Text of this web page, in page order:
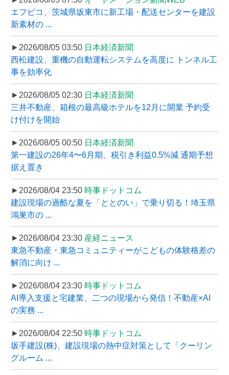
エフピコ、茨城県坂東市に新工場・配送センターを建設
新素材の ...
►2026/08/05 03:50 日本経済新聞
西松建設、重機の自動運転システムを高度に トンネル工
事を効率化
►2026/08/05 02:30 日本経済新聞
三井不動産、箱根の最高級ホテルを12月に開業 予約受
け付けを開始
►2026/08/05 00:50 日本経済新聞
第一建設の26年4〜6月期、税引き利益0.5%減 通期予想
据え置き
►2026/08/04 23:50 時事ドットコム
建設現場の過酷な夏を「ととのい」で乗り切る！埼玉県
鴻巣市の ...
►2026/08/04 23:30 産経ニュース
東急不動産・東急コミュニティーがこどもの体験格差の
解消に向け ...
►2026/08/04 23:30 時事ドットコム
AI導入支援と宅建業、二つの現場から発信！不動産×AI
の実務 ...
►2026/08/04 22:50 時事ドットコム
坂手建設(株)、建設現場の熱中症対策として「クーリン
グルーム ...